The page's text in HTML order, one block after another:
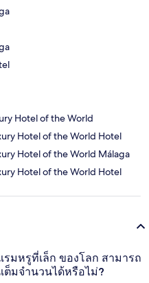
Hotel of the World
Hotel of the World Hotel
Hotel of the World Málaga
Hotel of the World Hotel
รมหรูที่เล็ก ของโลก สามารถ
ต็มจำนวนได้หรือไม่?